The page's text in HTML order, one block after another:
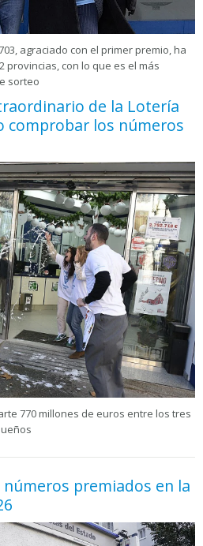
agraciado con el primer premio, ha
provincias, con lo que es el más
sorteo
de la Lotería
comprobar los números
770 millones de euros entre los tres
premiados en la